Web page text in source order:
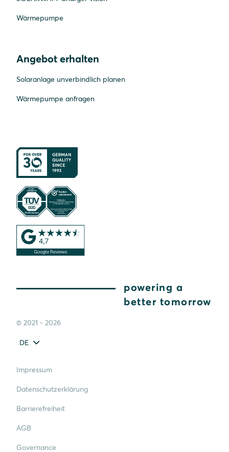
Wärmepumpe
Angebot erhalten
Solaranlage unverbindlich planen
Wärmepumpe anfragen
powering a
better tomorrow
© 2021 - 2026
DE
Impressum
Datenschutzerklärung
Barrierefreiheit
AGB
Governance